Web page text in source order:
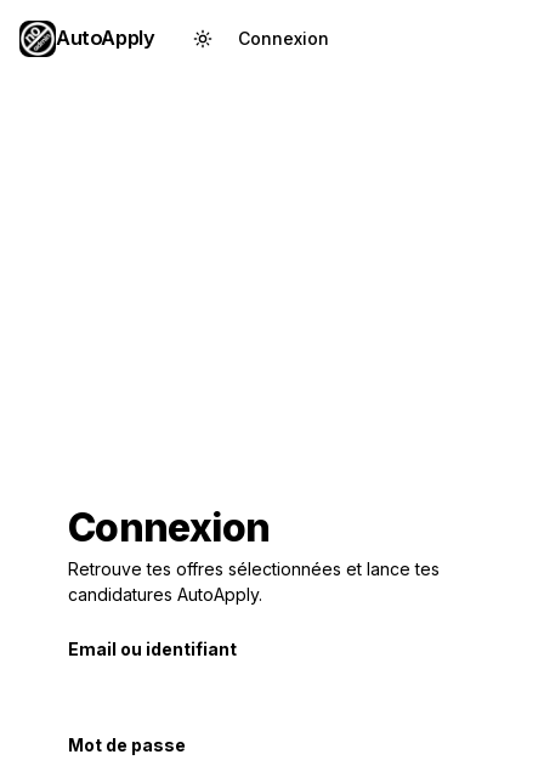
AutoApply Connexion
Connexion
Retrouve tes offres sélectionnées et lance tes
candidatures AutoApply.
Email ou identifiant
Mot de passe